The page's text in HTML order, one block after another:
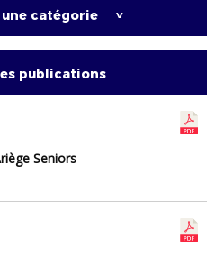
catégorie >
publications
Seniors